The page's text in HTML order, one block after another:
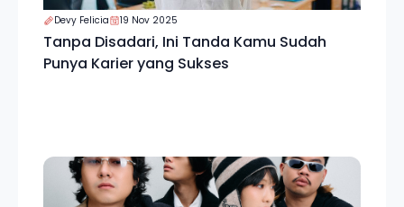
Devy Felicia 19 Nov 2025
Tanpa Disadari, Ini Tanda Kamu Sudah
Punya Karier yang Sukses